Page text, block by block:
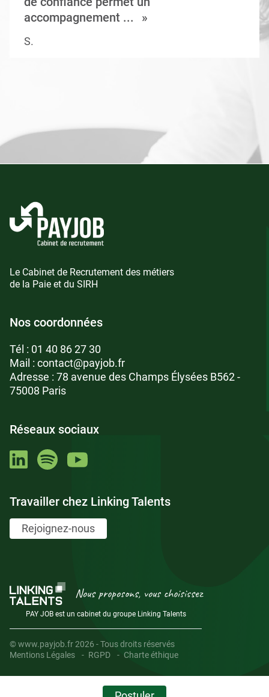
accompagnement ...
S.
Le Cabinet de Recrutement des métiers
de la Paie et du SIRH
Nos coordonnées
Tél : 01 40 86 27 30
Mail : contact@payjob.fr
Adresse : 78 avenue des Champs Élysées B562 -
75008 Paris
Réseaux sociaux
Travailler chez Linking Talents
Rejoignez-nous
Nous proposons, vous choisissez
PAY JOB est un cabinet du groupe Linking Talents
© www.payjob.fr 2026 - Tous droits réservés
Mentions Légales
RGPD Charte éthique